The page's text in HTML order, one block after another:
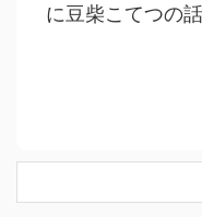
に豆柴こてつの